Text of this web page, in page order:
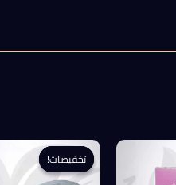
تخفيضات!
تخفيضات!